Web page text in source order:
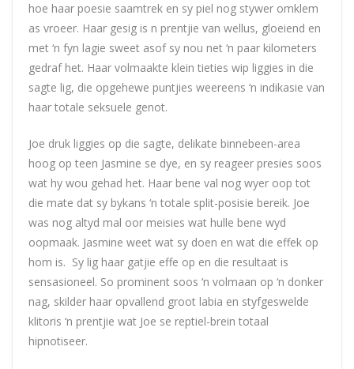
hoe haar poesie saamtrek en sy piel nog stywer omklem
as vroeer. Haar gesig is n prentjie van wellus, gloeiend en
met ‘n fyn lagie sweet asof sy nou net ‘n paar kilometers
gedraf het. Haar volmaakte klein tieties wip liggies in die
sagte lig, die opgehewe puntjies weereens ‘n indikasie van
haar totale seksuele genot.
Joe druk liggies op die sagte, delikate binnebeen-area
hoog op teen Jasmine se dye, en sy reageer presies soos
wat hy wou gehad het. Haar bene val nog wyer oop tot
die mate dat sy bykans ‘n totale split-posisie bereik. Joe
was nog altyd mal oor meisies wat hulle bene wyd
oopmaak. Jasmine weet wat sy doen en wat die effek op
hom is. Sy lig haar gatjie effe op en die resultaat is
sensasioneel. So prominent soos ‘n volmaan op ‘n donker
nag, skilder haar opvallend groot labia en styfgeswelde
klitoris ‘n prentjie wat Joe se reptiel-brein totaal
hipnotiseer.